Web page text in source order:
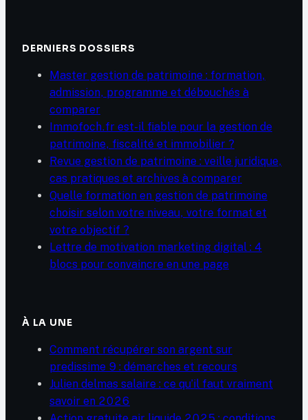
DERNIERS DOSSIERS
Master gestion de patrimoine : formation,
admission, programme et débouchés à
comparer
Immofoch.fr est-il fiable pour la gestion de
patrimoine, fiscalité et immobilier ?
Revue gestion de patrimoine : veille juridique,
cas pratiques et archives à comparer
Quelle formation en gestion de patrimoine
choisir selon votre niveau, votre format et
votre objectif ?
Lettre de motivation marketing digital : 4
blocs pour convaincre en une page
À LA UNE
Comment récupérer son argent sur
predissime 9 : démarches et recours
Julien delmas salaire : ce qu’il faut vraiment
savoir en 2026